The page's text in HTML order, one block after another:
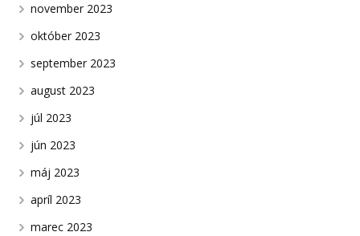
november 2023
október 2023
september 2023
august 2023
júl 2023
jún 2023
máj 2023
apríl 2023
marec 2023